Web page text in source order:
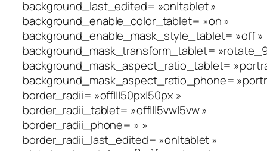
background_last_edited= »on|tablet »
background_enable_color_tablet= »on »
background_enable_mask_style_tablet= »off »
background_mask_transform_tablet=
background_mask_aspect_ratio_tablet=
background_mask_aspect_ratio_phone=
border_radii= »off|||50px|50px »
border_radii_tablet= »off|||5vw|5vw »
border_radii_phone= » »
border_radii_last_edited= »on|tablet »